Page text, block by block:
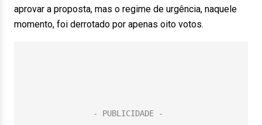
aprovar a proposta, mas o regime de urgência, naquele
momento, foi derrotado por apenas oito votos.